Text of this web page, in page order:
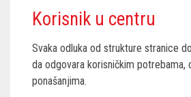
Korisnik u centru
Svaka odluka od strukture stranice
da odgovara korisničkim potrebama,
ponašanjima.